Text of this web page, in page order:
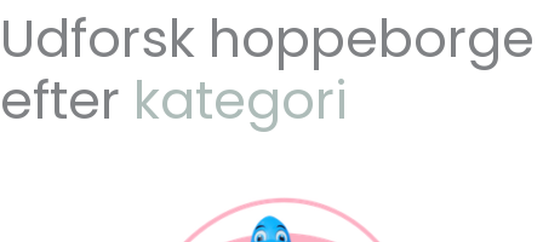
Udforsk hoppeborge
efter kategori